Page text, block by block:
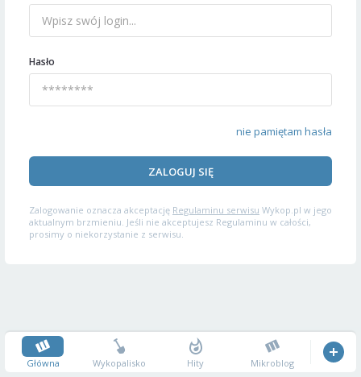
Hasło
nie pamiętam hasła
ZALOGUJ SIĘ
Zalogowanie oznacza akceptację Regulaminu serwisu Wykop.pl w jego
aktualnym brzmieniu. Jeśli nie akceptujesz Regulaminu w całości,
prosimy o niekorzystanie z serwisu.
Główna Wykopalisko Hity Mikroblog